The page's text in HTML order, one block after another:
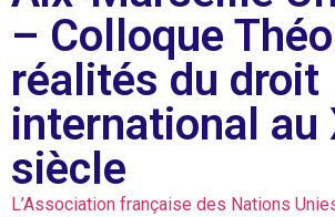
– Colloque
réalités du droit
international au
siècle
L’Association française des Nations